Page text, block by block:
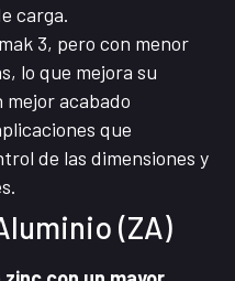
carga.
3, pero con menor
lo que mejora su
acabado
que
de las dimensiones y
(ZA)